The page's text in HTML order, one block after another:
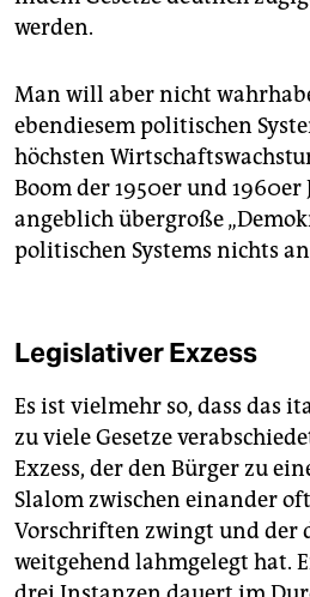
werden.
Man will aber nicht
ebendiesem politischen
höchsten
Boom der 1950er und 1960er
angeblich übergroße
politischen Systems nichts
Legislativer Exzess
Es ist vielmehr so, dass das
zu viele Gesetze
Exzess, der den Bürger zu
Slalom zwischen einander
Vorschriften zwingt und der
weitgehend lahmgelegt hat.